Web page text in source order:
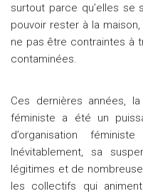
surtout parce qu’elles se
pouvoir rester à la
ne pas être contraintes à
contaminées.
Ces dernières années,
féministe a été un
d’organisation
Inévitablement, sa
légitimes et de
les collectifs qui animent